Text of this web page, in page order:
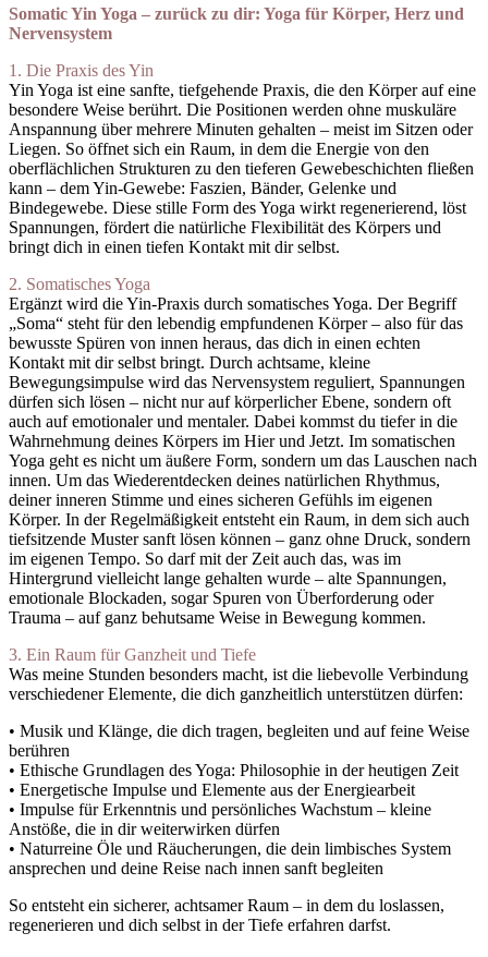
Somatic Yin Yoga – zurück zu dir: Yoga für Körper, Herz und
Nervensystem
1. Die Praxis des Yin
Yin Yoga ist eine sanfte, tiefgehende Praxis, die den Körper auf eine
besondere Weise berührt. Die Positionen werden ohne muskuläre
Anspannung über mehrere Minuten gehalten – meist im Sitzen oder
Liegen. So öffnet sich ein Raum, in dem die Energie von den
oberflächlichen Strukturen zu den tieferen Gewebeschichten fließen
kann – dem Yin-Gewebe: Faszien, Bänder, Gelenke und
Bindegewebe. Diese stille Form des Yoga wirkt regenerierend, löst
Spannungen, fördert die natürliche Flexibilität des Körpers und
bringt dich in einen tiefen Kontakt mit dir selbst.
2. Somatisches Yoga
Ergänzt wird die Yin-Praxis durch somatisches Yoga. Der Begriff
„Soma“ steht für den lebendig empfundenen Körper – also für das
bewusste Spüren von innen heraus, das dich in einen echten
Kontakt mit dir selbst bringt. Durch achtsame, kleine
Bewegungsimpulse wird das Nervensystem reguliert, Spannungen
dürfen sich lösen – nicht nur auf körperlicher Ebene, sondern oft
auch auf emotionaler und mentaler. Dabei kommst du tiefer in die
Wahrnehmung deines Körpers im Hier und Jetzt. Im somatischen
Yoga geht es nicht um äußere Form, sondern um das Lauschen nach
innen. Um das Wiederentdecken deines natürlichen Rhythmus,
deiner inneren Stimme und eines sicheren Gefühls im eigenen
Körper. In der Regelmäßigkeit entsteht ein Raum, in dem sich auch
tiefsitzende Muster sanft lösen können – ganz ohne Druck, sondern
im eigenen Tempo. So darf mit der Zeit auch das, was im
Hintergrund vielleicht lange gehalten wurde – alte Spannungen,
emotionale Blockaden, sogar Spuren von Überforderung oder
Trauma – auf ganz behutsame Weise in Bewegung kommen.
3. Ein Raum für Ganzheit und Tiefe
Was meine Stunden besonders macht, ist die liebevolle Verbindung
verschiedener Elemente, die dich ganzheitlich unterstützen dürfen:
• Musik und Klänge, die dich tragen, begleiten und auf feine Weise
berühren
• Ethische Grundlagen des Yoga: Philosophie in der heutigen Zeit
• Energetische Impulse und Elemente aus der Energiearbeit
• Impulse für Erkenntnis und persönliches Wachstum – kleine
Anstöße, die in dir weiterwirken dürfen
• Naturreine Öle und Räucherungen, die dein limbisches System
ansprechen und deine Reise nach innen sanft begleiten
So entsteht ein sicherer, achtsamer Raum – in dem du loslassen,
regenerieren und dich selbst in der Tiefe erfahren darfst.